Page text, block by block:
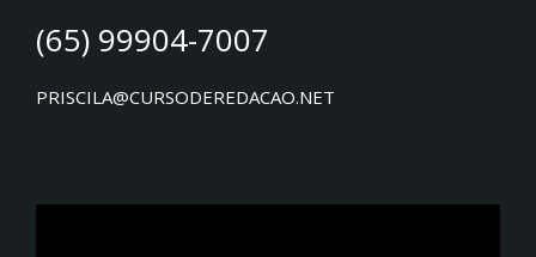
(65) 99904-7007
PRISCILA@CURSODEREDACAO.NET